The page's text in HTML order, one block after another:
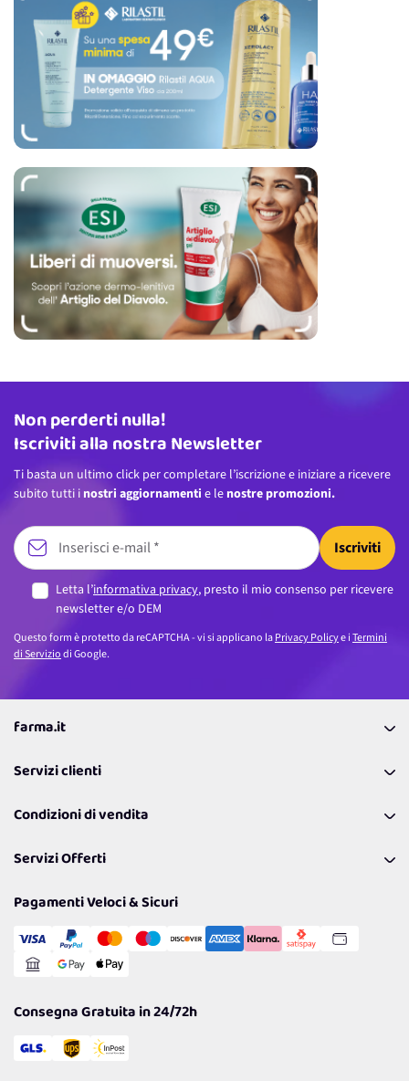
Indirizzo email
Non perderti nulla!
Iscriviti alla nostra Newsletter
Ti basta un ultimo click per completare l’iscrizione e iniziare a ricevere
subito tutti i nostri aggiornamenti e le nostre promozioni.
Iscriviti
Letta l’informativa privacy, presto il mio consenso per ricevere
newsletter e/o DEM
Questo form è protetto da reCAPTCHA - vi si applicano laPrivacy Policye iTermini
di Serviziodi Google.
farma.it
Coupon
Lavora con noi
Politiche per la parità di genere
Servizi clienti
Richiamami
Resi
Condizioni di vendita
Spedizioni
Cookie Policy
Gestisci Cookie
Servizi Offerti
Reso Facile e Veloce
Pagamenti Veloci & Sicuri
Consegna Gratuita in 24/72h